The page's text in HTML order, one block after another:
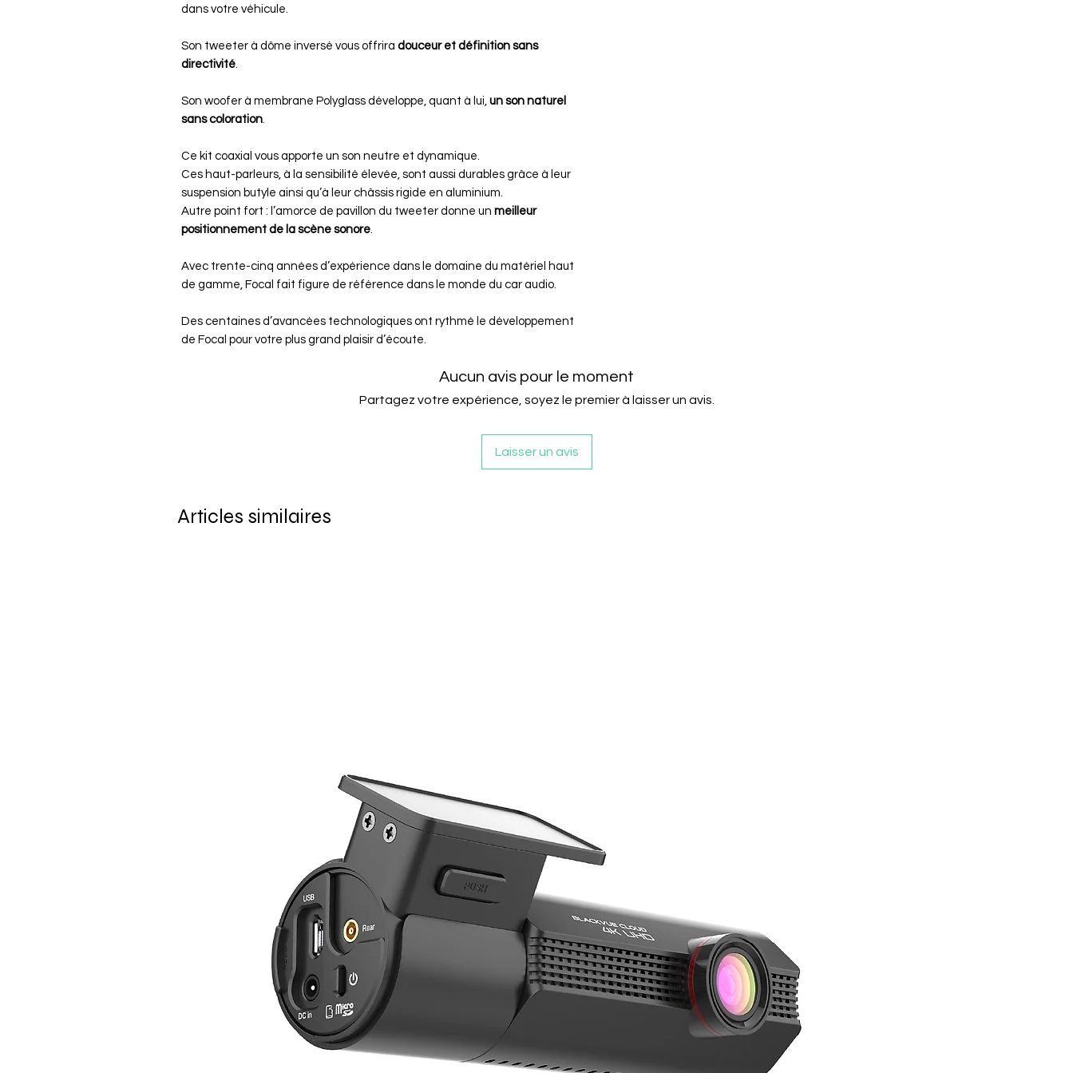
dans votre véhicule.
Son tweeter à dôme inversé vous offrira douceur et définition sans
directivité
Son woofer à membrane Polyglass développe, quant à lui, un son naturel
sans coloration
Ce kit coaxial vous apporte un son neutre et dynamique.
Ces haut-parleurs, à la sensibilité élevée, sont aussi durables grâce à leur
suspension butyle ainsi qu’à leur châssis rigide en aluminium.
Autre point fort : l’amorce de pavillon du tweeter donne un meilleur
positionnement de la scène sonore
Avec trente-cinq années d’expérience dans le domaine du matériel haut
de gamme, Focal fait figure de référence dans le monde du car audio.
Des centaines d’avancées technologiques ont rythmé le développement
de Focal pour votre plus grand plaisir d’écoute.
Aucun avis pour le moment
Partagez votre expérience, soyez le premier à laisser un avis.
Laisser un avis
Articles similaires